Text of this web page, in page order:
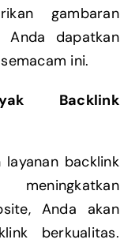
gambaran
Anda dapatkan
ini.
Backlink
layanan backlink
Anda akan
berkualitas.